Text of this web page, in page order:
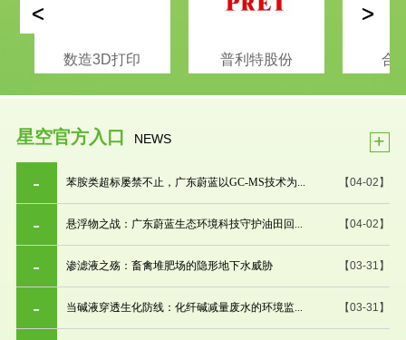
数造3D打印 普利特股份 合
< >
星空官方入口 NEWS +
【04-02】
苯胺类超标屡禁不止，广东蔚蓝以GC-MS技术为...
【04-02】
悬浮物之战：广东蔚蓝生态环境科技守护油田回...
【03-31】
渗滤液之殇：畜禽堆肥场的隐形地下水威胁
【03-31】
当碱液穿透生化防线：化纤碱减量废水的环境监...